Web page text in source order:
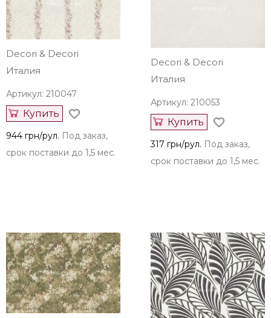
Decori & Decori
Италия
Артикул: 210047
Купить
944 грн/рул. Под заказ,
срок поставки до 1,5 мес.
Decori & Decori
Италия
Артикул: 210053
Купить
317 грн/рул. Под заказ,
срок поставки до 1,5 мес.